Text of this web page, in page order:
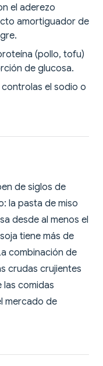
el aderezo
amortiguador de
(pollo, tofu)
de glucosa.
controlas el sodio o
de siglos de
la pasta de miso
desde al menos el
tiene más de
combinación de
crudas crujientes
comidas
mercado de